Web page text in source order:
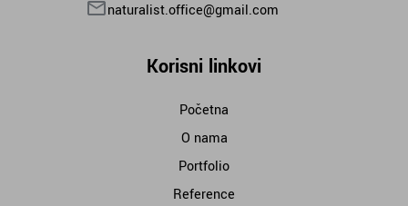
naturalist.office@gmail.com
Korisni linkovi
Početna
O nama
Portfolio
Reference